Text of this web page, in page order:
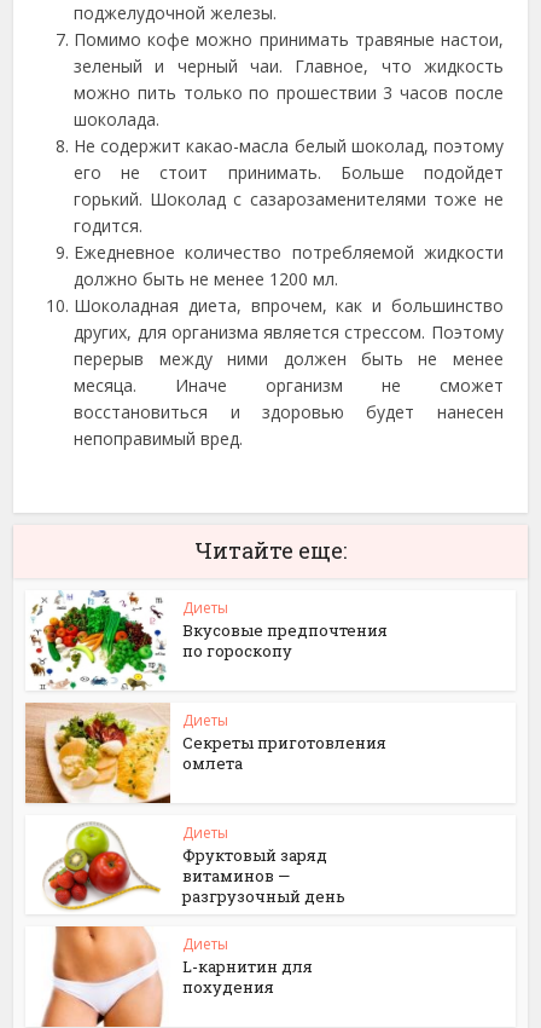
поджелудочной железы.
Помимо кофе можно принимать травяные настои,
зеленый и черный чаи. Главное, что жидкость
можно пить только по прошествии 3 часов после
шоколада.
Не содержит какао-масла белый шоколад, поэтому
его не стоит принимать. Больше подойдет
горький. Шоколад с сазарозаменителями тоже не
годится.
Ежедневное количество потребляемой жидкости
должно быть не менее 1200 мл.
Шоколадная диета, впрочем, как и большинство
других, для организма является стрессом. Поэтому
перерыв между ними должен быть не менее
месяца. Иначе организм не сможет
восстановиться и здоровью будет нанесен
непоправимый вред.
Читайте еще:
Диеты
Вкусовые предпочтения
по гороскопу
Диеты
Секреты приготовления
омлета
Диеты
Фруктовый заряд
витаминов —
разгрузочный день
Диеты
L-карнитин для
похудения